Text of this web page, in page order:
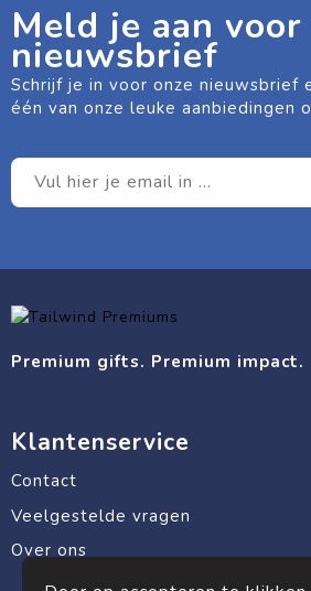
Meld je aan voor
nieuwsbrief
Schrijf je in voor onze nieuwsbrief
één van onze leuke aanbiedingen
Premium gifts. Premium impact.
Klantenservice
Contact
Veelgestelde vragen
Over ons